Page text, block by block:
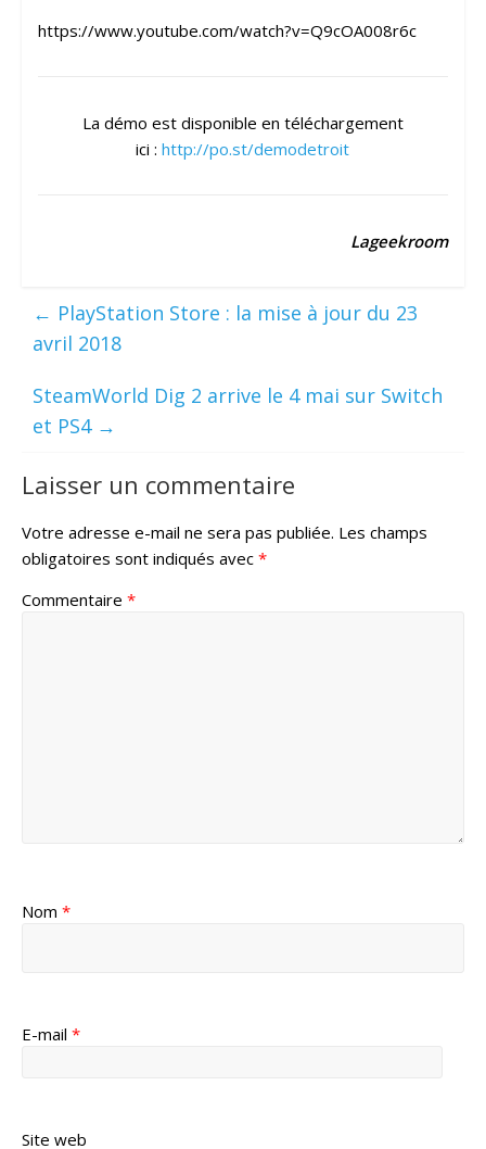
https://www.youtube.com/watch?v=Q9cOA008r6c
La démo est disponible en téléchargement
ici :http://po.st/demodetroit
Lageekroom
← PlayStation Store : la mise à jour du 23
avril 2018
SteamWorld Dig 2 arrive le 4 mai sur Switch
et PS4 →
Laisser un commentaire
Votre adresse e-mail ne sera pas publiée. Les champs
obligatoires sont indiqués avec *
Commentaire *
Nom *
E-mail *
Site web